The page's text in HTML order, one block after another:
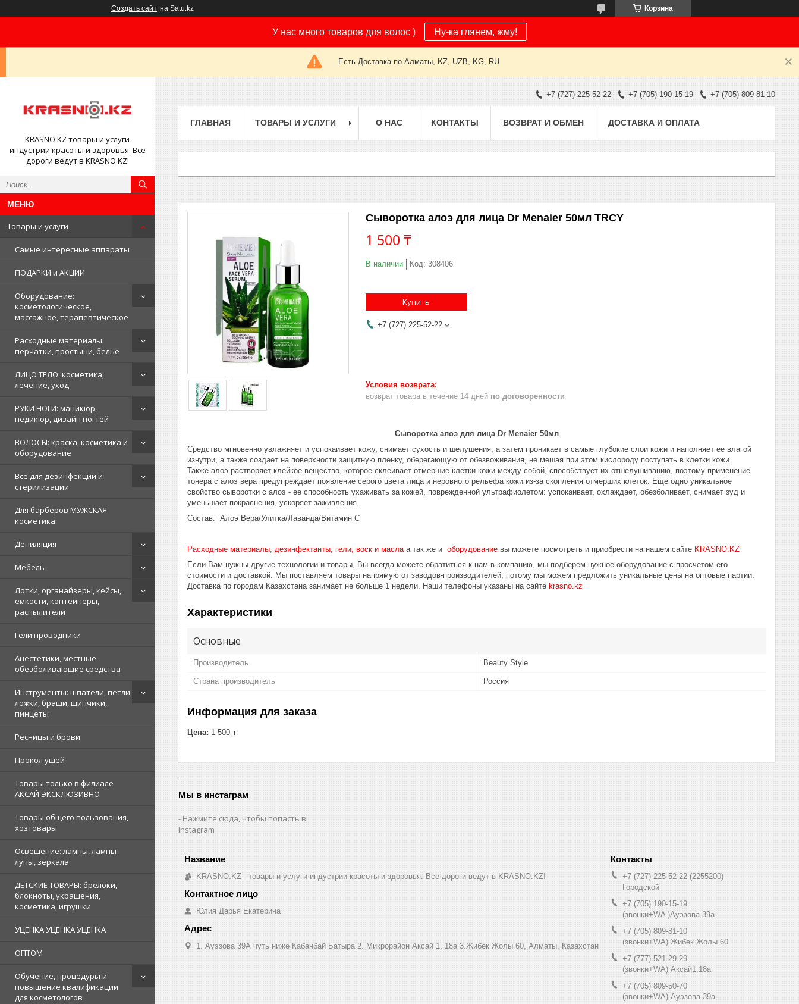
Создать сайт на Satu.kz Корзина
У нас много товаров для волос ) Ну-ка глянем, жму!
Есть Доставка по Алматы, KZ, UZB, KG, RU
KRASNO.KZ товары и услуги
индустрии красоты и здоровья. Все
дороги ведут в KRASNO.KZ!
Товары и услуги
Самые интересные аппараты
ПОДАРКИ и АКЦИИ
Оборудование:
косметологическое,
массажное, терапевтическое
Расходные материалы:
перчатки, простыни, белье
ЛИЦО ТЕЛО: косметика,
лечение, уход
РУКИ НОГИ: маникюр,
педикюр, дизайн ногтей
ВОЛОСЫ: краска, косметика и
оборудование
Все для дезинфекции и
стерилизации
Для барберов МУЖСКАЯ
косметика
Депиляция
Мебель
Лотки, органайзеры, кейсы,
емкости, контейнеры,
распылители
Гели проводники
Анестетики, местные
обезболивающие средства
Инструменты: шпатели, петли,
ложки, браши, щипчики,
пинцеты
Ресницы и брови
Прокол ушей
Товары только в филиале
АКСАЙ ЭКСКЛЮЗИВНО
Товары общего пользования,
хозтовары
Освещение: лампы, лампы-
лупы, зеркала
ДЕТСКИЕ ТОВАРЫ: брелоки,
блокноты, украшения,
косметика, игрушки
УЦЕНКА УЦЕНКА УЦЕНКА
ОПТОМ
Обучение, процедуры и
повышение квалификации
для косметологов
+7 (727) 225-52-22 +7 (705) 190-15-19 +7 (705) 809-81-10
ГЛАВНАЯ ТОВАРЫ И УСЛУГИ О НАС КОНТАКТЫ ВОЗВРАТ И ОБМЕН ДОСТАВКА И ОПЛАТА
Сыворотка алоэ для лица Dr Menaier 50мл TRCY
1 500 ₸
В наличии Код: 308406
Купить
+7 (727) 225-52-22
возврат товара в течение 14 дней по договоренности
Сыворотка алоэ для лица Dr Menaier 50мл
Средство мгновенно увлажняет и успокаивает кожу, снимает сухость и шелушения, а затем проникает в самые глубокие слои кожи и наполняет ее влагой
изнутри, а также создает на поверхности защитную пленку, оберегающую от обезвоживания, не мешая при этом кислороду поступать в клетки кожи.
Также алоэ растворяет клейкое вещество, которое склеивает отмершие клетки кожи между собой, способствует их отшелушиванию, поэтому применение
тонера с алоэ вера предупреждает появление серого цвета лица и неровного рельефа кожи из-за скопления отмерших клеток. Еще одно уникальное
свойство сыворотки с алоэ - ее способность ухаживать за кожей, поврежденной ультрафиолетом: успокаивает, охлаждает, обезболивает, снимает зуд и
уменьшает покраснения, ускоряет заживления.
Состав: Алоэ Вера/Улитка/Лаванда/Витамин С
Расходные материалы дезинфектанты, гели, воск и масла а так же и оборудование вы можете посмотреть и приобрести на нашем сайте KRASNO.KZ
Если Вам нужны другие технологии и товары, Вы всегда можете обратиться к нам в компанию, мы подберем нужное оборудование с просчетом его
стоимости и доставкой. Мы поставляем товары напрямую от заводов-производителей, потому мы можем предложить уникальные цены на оптовые партии.
Доставка по городам Казахстана занимает не больше 1 недели. Наши телефоны указаны на сайте krasno.kz
Характеристики
Основные
Производитель Beauty Style
Страна производитель Россия
Информация для заказа
Цена: 1 500 ₸
Мы в инстаграм
Нажмите сюда, чтобы попасть в
Instagram
KRASNO.KZ - товары и услуги индустрии красоты и здоровья. Все дороги ведут в KRASNO.KZ!
Юлия Дарья Екатерина
1. Ауэзова 39А чуть ниже Кабанбай Батыра ㅤㅤㅤㅤㅤㅤㅤㅤㅤㅤㅤㅤㅤㅤ2. ​Микрорайон Аксай 1, 18а 3.Жибек Жолы 60, Алматы, Казахстан
+7 (727) 225-52-22 2255200
Городской
+7 (705) 190-15-19
(звонки+WA )Ауэзова 39а
+7 (705) 809-81-10
(звонки+WA) Жибек Жолы 60
+7 (777) 521-29-29
(звонки+WA) Аксай1,18а
+7 (705) 809-50-70
(звонки+WA) Ауэзова 39а